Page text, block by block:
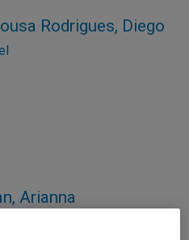
Rodrigues, Diego
Arianna